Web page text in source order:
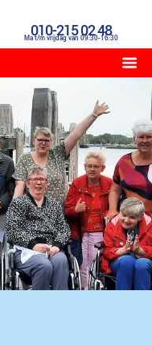
010-215 02 48
Ma t/m vrijdag van 09:30-16:30